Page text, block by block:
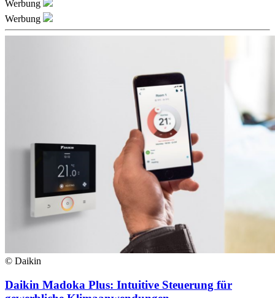
Werbung
Werbung
© Daikin
Daikin Madoka Plus: Intuitive Steuerung für